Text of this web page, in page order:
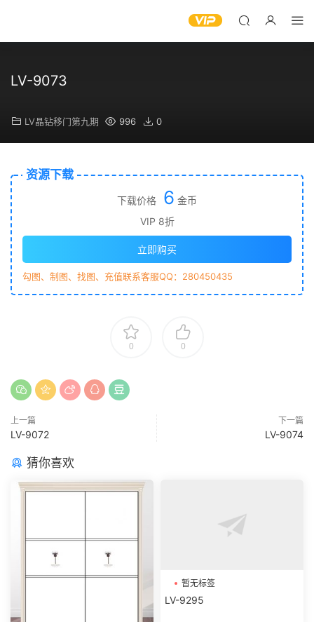
LV-9073
LV晶钻移门第九期 996 0
资源下载
下载价格 6 金币
VIP 8折
立即购买
勾图、制图、找图、充值联系客服QQ：280450435
0 0
上一篇
LV-9072
下一篇
LV-9074
猜你喜欢
暂无标签
LV-9295